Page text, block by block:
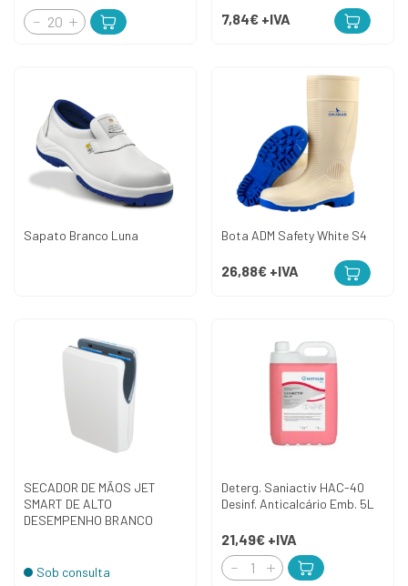
7,84€ +IVA
Sapato Branco Luna Bota ADM Safety White S4
26,88€ +IVA
SECADOR DE MÃOS JET
SMART DE ALTO
DESEMPENHO BRANCO
Sob consulta
Deterg. Saniactiv HAC-40
Desinf. Anticalcário Emb. 5L
21,49€ +IVA